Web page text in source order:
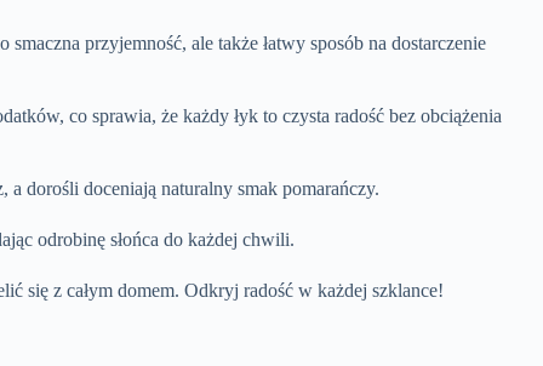
przyjemność, ale także łatwy sposób na dostarczenie
co sprawia, że każdy łyk to czysta radość bez obciążenia
dorośli doceniają naturalny smak pomarańczy.
odrobinę słońca do każdej chwili.
się z całym domem. Odkryj radość w każdej szklance!